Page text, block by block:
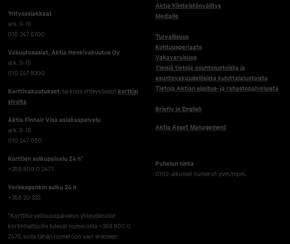
Yritysasiakkaat
ark. 9-16
010 247 6700
Vakuutusasiat, Aktia Henkivakuutus Oy
ark. 9-15
010 247 8300
Korttivakuutukset , tarkista yhteystiedot korttisi
sivulta.
Aktia Finnair Visa asiakaspalvelu
ark. 8-18
010 247 050
Korttien sulkupalvelu 24 h*
+358 800 0 2477
Verkko­pankin sulku 24 h
+358 20 333
*Korttiturvallisuuspalvelun yhteydenotot
kortinhaltijoille tulevat numerosta +358 800 0
2476, soita tähän numeroon vain erikseen
Aktia Kiinteistönvälitys
Medialle
Turvallisuus
Kohtuusperiaate
Vakavaraisuus
Yleisiä tietoja asuntoluotoista ja
asuntovakuudellisista kuluttajaluotoista
Tietoja Aktian sijoitus- ja rahastopalveluista
Briefly in English
Aktia Asset Management
Puhelun hinta
0102-alkuiset numerot: pvm/mpm.